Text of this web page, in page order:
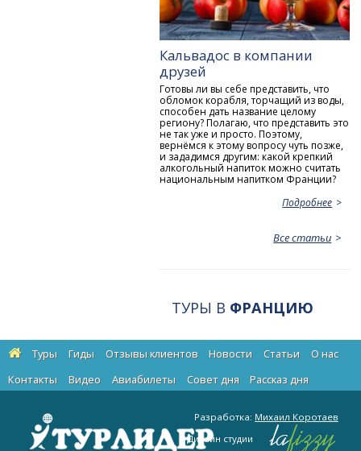
Кальвадос в компании
друзей
Готовы ли вы себе представить, что
обломок корабля, торчащий из воды,
способен дать название целому
региону? Полагаю, что представить это
не так уже и просто. Поэтому,
вернёмся к этому вопросу чуть позже,
и зададимся другим: какой крепкий
алкогольный напиток можно считать
национальным напитком Франции?
Подробнее
Все статьи
ТУРЫ В ФРАНЦИЮ
Туры Гиды Отзывы клиентов Новости Статьи
О нас
Контакты
Видео Авиабилеты Cовет дня Рассказ дня
Разработка: Михаил Коротаев
Дизайн студии